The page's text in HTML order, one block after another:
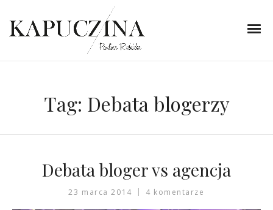
Tag: Debata blogerzy
Debata bloger vs agencja
23 marca 2014 4 komentarze